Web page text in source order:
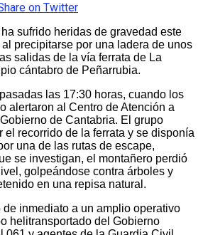
on Twitter
sufrido heridas de gravedad este
precipitarse por una ladera de unos
salidas de la vía ferrata de La
cántabro de Peñarrubia.
las 17:30 horas, cuando los
alertaron al Centro de Atención a
de Cantabria. El grupo
el recorrido de la ferrata y se disponía
una de las rutas de escape,
se investigan, el montañero perdió
golpeándose contra árboles y
en una repisa natural.
de inmediato a un amplio operativo
helitransportado del Gobierno